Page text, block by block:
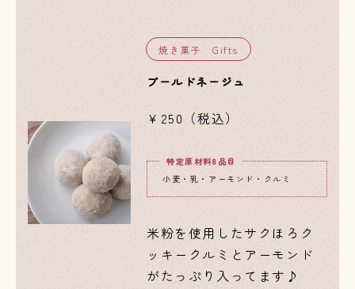
焼き菓子 Gifts
ブールドネージュ
￥250（税込）
特定原材料8品目
小麦・乳・アーモンド・クルミ
米粉を使用したサクほろク
ッキークルミとアーモンド
がたっぷり入ってます♪